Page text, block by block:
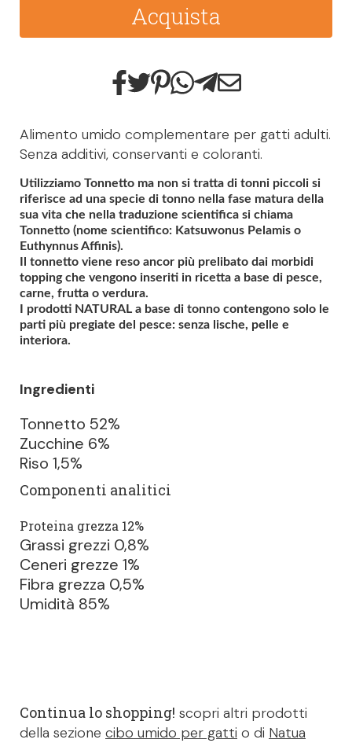
Acquista
Alimento umido complementare per gatti adulti.
Senza additivi, conservanti e coloranti.
Utilizziamo Tonnetto ma non si tratta di tonni piccoli si
riferisce ad una specie di tonno nella fase matura della
sua vita che nella traduzione scientifica si chiama
Tonnetto (nome scientifico: Katsuwonus Pelamis o
Euthynnus Affinis).
Il tonnetto viene reso ancor più prelibato dai morbidi
topping che vengono inseriti in ricetta a base di pesce,
carne, frutta o verdura.
I prodotti NATURAL a base di tonno contengono solo le
parti più pregiate del pesce: senza lische, pelle e
interiora.
Ingredienti
Tonnetto 52%
Zucchine 6%
Riso 1,5%
Componenti analitici
Proteina grezza 12%
Grassi grezzi 0,8%
Ceneri grezze 1%
Fibra grezza 0,5%
Umidità 85%
Continua lo shopping! scopri altri prodotti
della sezione cibo umido per gatti o di Natua